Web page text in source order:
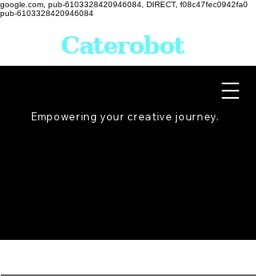
google.com, pub-6103328420946084, DIRECT, f08c47fec0942fa0
pub-6103328420946084
Empowering your creative journey.
Caterobot